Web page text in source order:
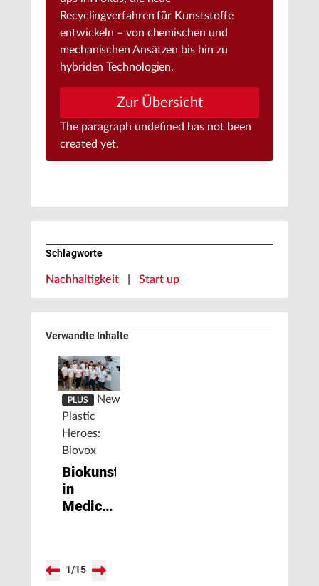
Recyclingverfahren für Kunststoffe
entwickeln – von chemischen und
mechanischen Ansätzen bis hin zu
hybriden Technologien.
Zur Übersicht
The paragraph undefined has not been
created yet.
Schlagworte
Nachhaltigkeit Start up
Verwandte Inhalte
PLUS
New
Plastic
Heroes:
Biovox
Biokunststoffe
in
Medical
1/15